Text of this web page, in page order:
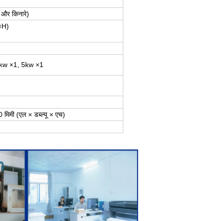
और किनारे)
×1, 5kw ×1
मिमी (एल × डब्ल्यू × एच)